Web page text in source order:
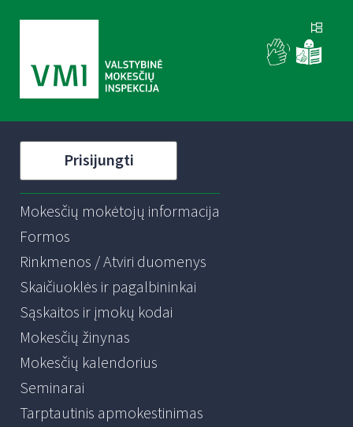
Prisijungti
Mokesčių mokėtojų informacija
Formos
Rinkmenos / Atviri duomenys
Skaičiuoklės ir pagalbininkai
Sąskaitos ir įmokų kodai
Mokesčių žinynas
Mokesčių kalendorius
Seminarai
Tarptautinis apmokestinimas